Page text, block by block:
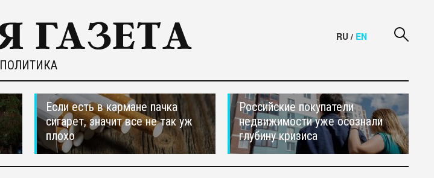
ПОЛИТИКА
RU / EN
Если есть в кармане пачка
сигарет, значит все не так уж
плохо
Российские покупатели
недвижимости уже осознали
глубину кризиса